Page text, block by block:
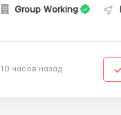
Group Working
10 часов назад